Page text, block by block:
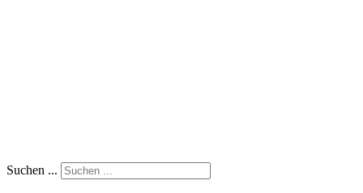
Suchen ...